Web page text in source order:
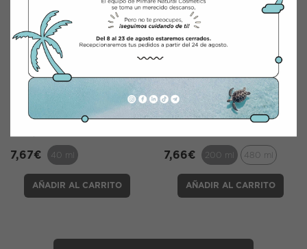
COLOR CARE SERUM
Protege del calor del secador y
7,67€ 40 ml
AÑADIR AL CARRITO
SHAMPOO COLOR
CARE
Con granada
7,66€ 200 ml 480 ml
AÑADIR AL CARRITO